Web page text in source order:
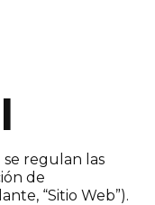
se regulan las
de
“Sitio Web”).